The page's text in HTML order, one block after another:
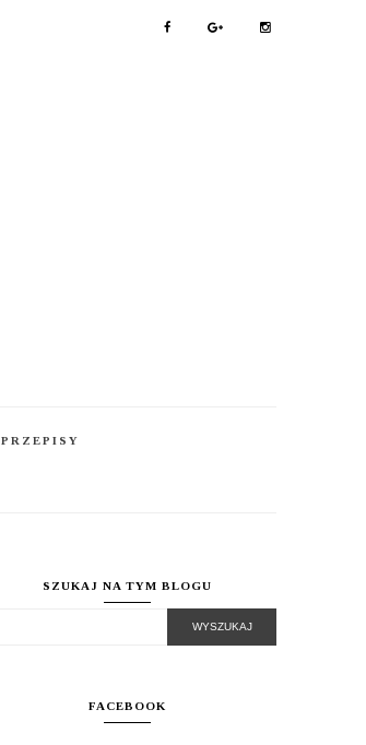
PRZEPISY
SZUKAJ NA TYM BLOGU
FACEBOOK